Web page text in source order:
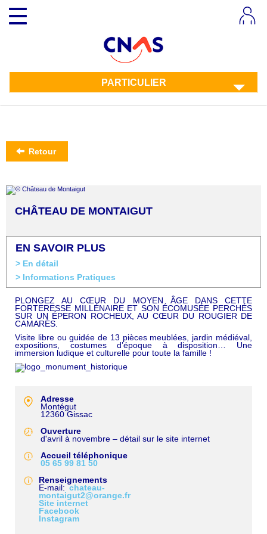
contenu
principal
Toggle
navigation
PARTICULIER
Retour
CHÂTEAU DE MONTAIGUT
EN SAVOIR PLUS
> En détail
> Informations Pratiques
PLONGEZ AU CŒUR DU MOYEN ÂGE DANS CETTE
FORTERESSE MILLÉNAIRE ET SON ÉCOMUSÉE PERCHÉS
SUR UN ÉPERON ROCHEUX, AU CŒUR DU ROUGIER DE
CAMARÈS.
Visite libre ou guidée de 13 pièces meublées, jardin médiéval,
expositions, costumes d’époque à disposition… Une
immersion ludique et culturelle pour toute la famille !
Adresse
Montégut
12360 Gissac
Ouverture
d'avril à novembre – détail sur le site internet
Accueil téléphonique
05 65 99 81 50
Renseignements
E-mail
chateau-
montaigut2@orange.fr
Site internet
Facebook
Instagram